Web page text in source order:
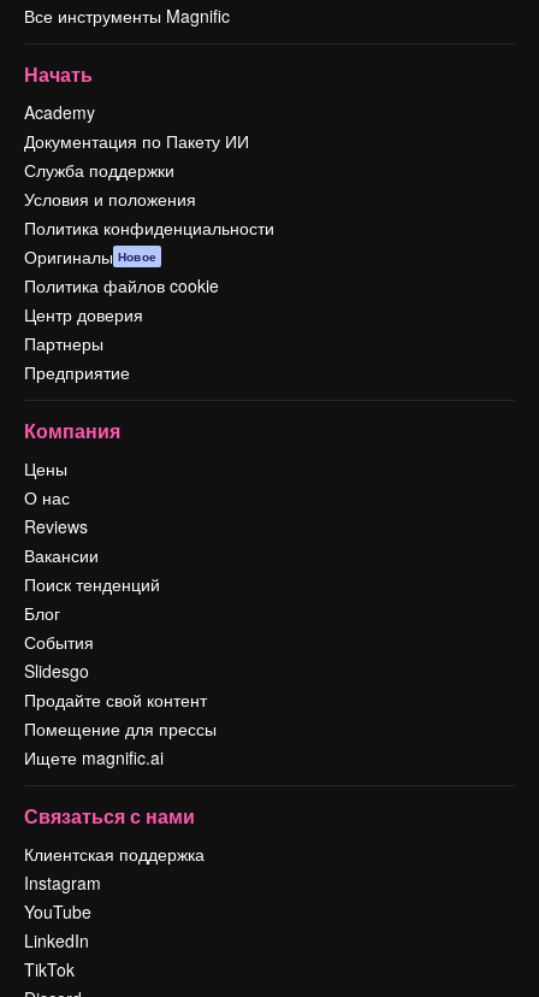
Все инструменты Magnific
Начать
Academy
Документация по Пакету ИИ
Служба поддержки
Условия и положения
Политика конфиденциальности
Оригиналы Новое
Политика файлов cookie
Центр доверия
Партнеры
Предприятие
Компания
Цены
О нас
Reviews
Вакансии
Поиск тенденций
Блог
События
Slidesgo
Продайте свой контент
Помещение для прессы
Ищете magnific.ai
Связаться с нами
Клиентская поддержка
Instagram
YouTube
LinkedIn
TikTok